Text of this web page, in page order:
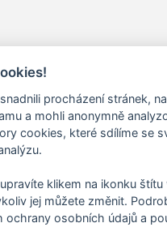
procházení stránek,
a mohli anonymně
cookies, které sdílíme se
klikem na ikonku
jej můžete změnit.
ochrany osobních údajů a